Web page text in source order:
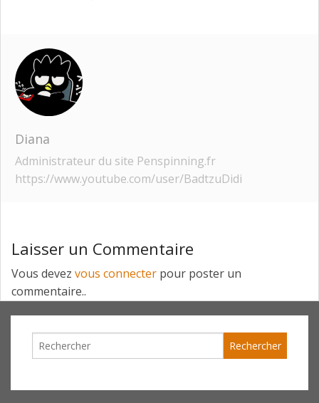
Diana
Administrateur du site Penspinning.fr
https://www.youtube.com/user/BadtzuDidi
Laisser un Commentaire
Vous devez vous connecter pour poster un
commentaire..